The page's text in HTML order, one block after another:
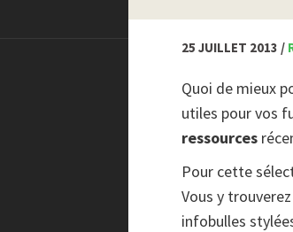
25 JUILLET 2013 /
Quoi de mieux
utiles pour vos
ressources
Pour cette
Vous y
infobulles